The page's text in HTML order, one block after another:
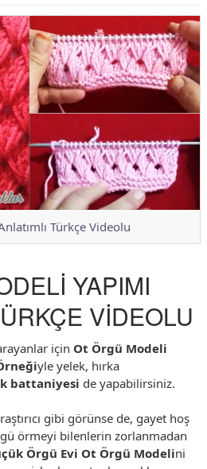
Türkçe Videolu
YAPIMI
VİDEOLU
için Ot Örgü Modeli
yle yelek, hırka
battaniyesi de yapabilirsiniz.
gibi görünse de, gayet hoş
örmeyi bilenlerin zorlanmadan
Örgü Evi Ot Örgü Modelini